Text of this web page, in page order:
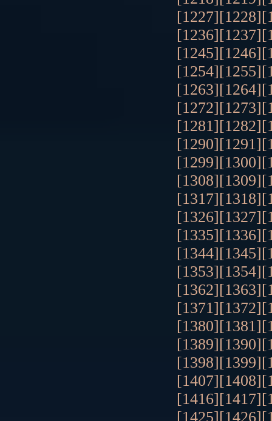
[1227][1228]
[1236][1237]
[1245][1246]
[1254][1255]
[1263][1264]
[1272][1273]
[1281][1282]
[1290][1291]
[1299][1300]
[1308][1309]
[1317][1318]
[1326][1327]
[1335][1336]
[1344][1345]
[1353][1354]
[1362][1363]
[1371][1372]
[1380][1381]
[1389][1390]
[1398][1399]
[1407][1408]
[1416][1417]
[1425][1426]